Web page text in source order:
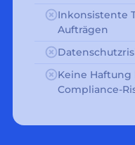
Inkonsistente
Aufträgen
Keine
Compliance-